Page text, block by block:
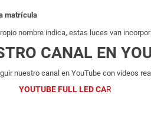
matrícula
nombre indica, estas luces van
CANAL EN
nuestro canal en YouTube con videos
YOUTUBE FULL LED CAR